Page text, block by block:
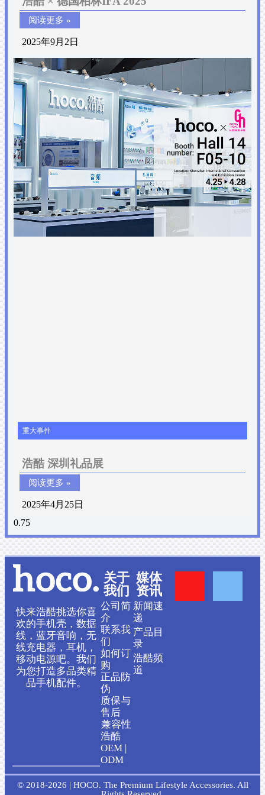
阅读更多 »
2025年9月2日
重大事件
浩酷 深圳礼品展
阅读更多 »
2025年4月25日
快来浩酷挑选你喜
欢的手机壳，数据
线，蓝牙音响，无
线充电器，耳机，
移动电源吧。我们
为您打造多品类精
品手机配件。
关于
我们
公司简
介
联系我
们
如何订
购
正品防
伪
质保与
售后
兼容性
浩酷
OEM |
ODM
媒体
资讯
新闻速
递
产品目
录
浩酷频
道
© 2018-2026 | HOCO. The Premium Lifestyle Accessories. All